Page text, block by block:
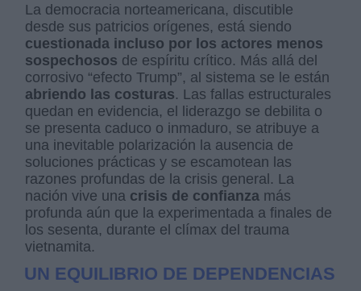
La democracia norteamericana, discutible
desde sus patricios orígenes, está siendo
cuestionada incluso por los actores menos
sospechosos de espíritu crítico. Más allá del
corrosivo “efecto Trump”, al sistema se le están
abriendo las costuras. Las fallas estructurales
quedan en evidencia, el liderazgo se debilita o
se presenta caduco o inmaduro, se atribuye a
una inevitable polarización la ausencia de
soluciones prácticas y se escamotean las
razones profundas de la crisis general. La
nación vive una crisis de confianza más
profunda aún que la experimentada a finales de
los sesenta, durante el clímax del trauma
vietnamita.
UN EQUILIBRIO DE DEPENDENCIAS